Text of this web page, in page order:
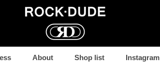
About Shop list Instagram